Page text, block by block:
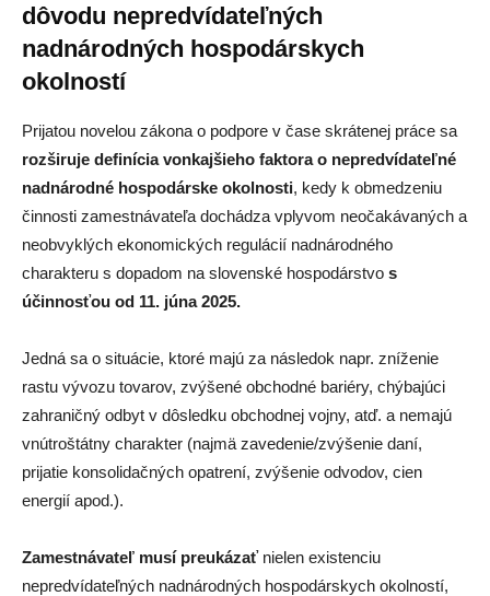
dôvodu nepredvídateľných
nadnárodných hospodárskych
okolností
Prijatou novelou zákona o podpore v čase skrátenej práce sa
rozširuje definícia vonkajšieho faktora o nepredvídateľné
nadnárodné hospodárske okolnosti, kedy k obmedzeniu
činnosti zamestnávateľa dochádza vplyvom neočakávaných a
neobvyklých ekonomických regulácií nadnárodného
charakteru s dopadom na slovenské hospodárstvo s
účinnosťou od 11. júna 2025.
Jedná sa o situácie, ktoré majú za následok napr. zníženie
rastu vývozu tovarov, zvýšené obchodné bariéry, chýbajúci
zahraničný odbyt v dôsledku obchodnej vojny, atď. a nemajú
vnútroštátny charakter (najmä zavedenie/zvýšenie daní,
prijatie konsolidačných opatrení, zvýšenie odvodov, cien
energií apod.).
Zamestnávateľ musí preukázaťnielen existenciu
nepredvídateľných nadnárodných hospodárskych okolností,